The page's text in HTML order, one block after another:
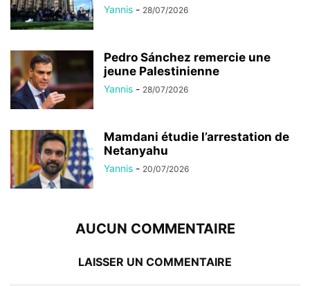
Yannis - 28/07/2026
Pedro Sánchez remercie une
jeune Palestinienne
Yannis - 28/07/2026
Mamdani étudie l’arrestation de
Netanyahu
Yannis - 20/07/2026
AUCUN COMMENTAIRE
LAISSER UN COMMENTAIRE